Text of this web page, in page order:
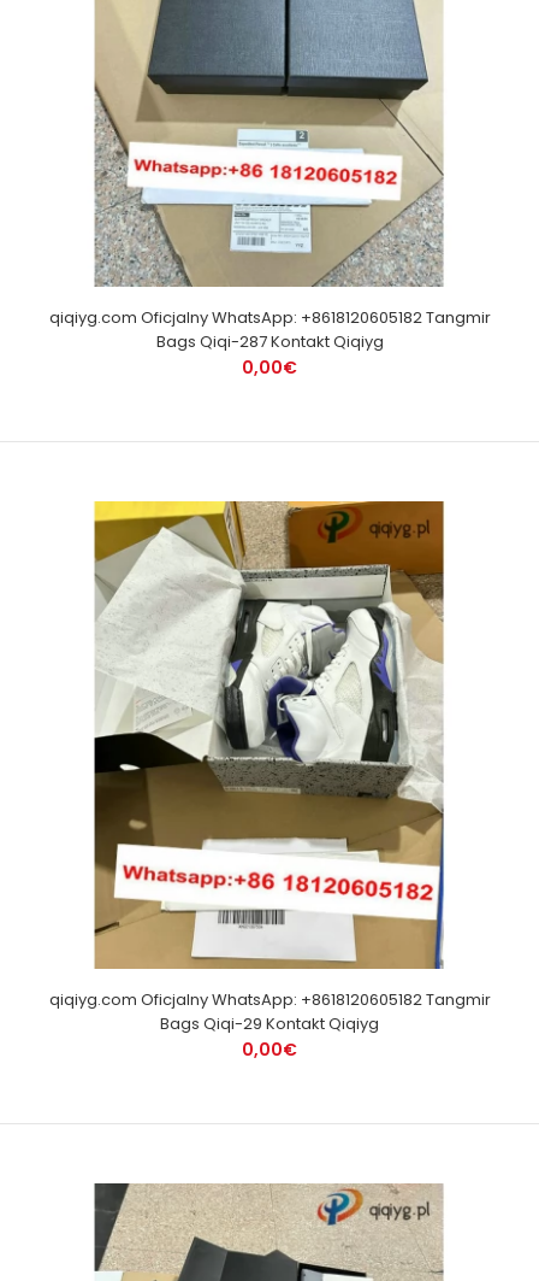
qiqiyg.com Oficjalny WhatsApp: +8618120605182 Tangmir
Bags Qiqi-287 Kontakt Qiqiyg
0,00€
qiqiyg.com Oficjalny WhatsApp: +8618120605182 Tangmir
Bags Qiqi-29 Kontakt Qiqiyg
0,00€